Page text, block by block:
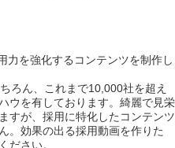
を強化するコンテンツを制作し
ろん、これまで10,000社を超え
ウを有しております。綺麗で見栄
すが、採用に特化したコンテンツ
。効果の出る採用動画を作りた
ださい。